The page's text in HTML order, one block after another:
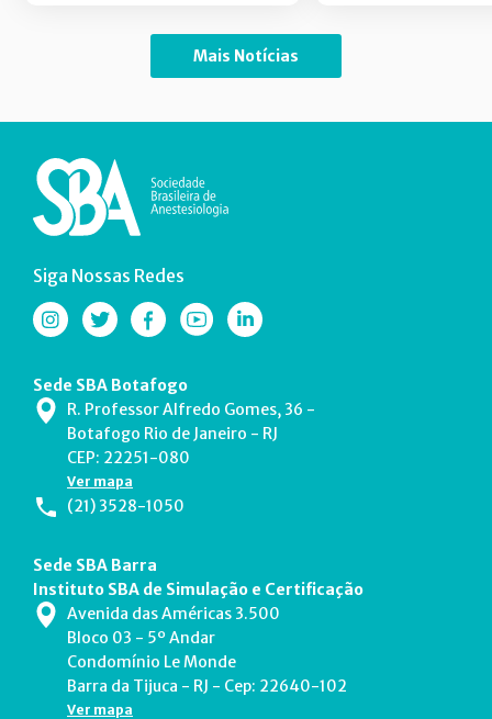
Mais Notícias
Siga Nossas Redes
Sede SBA Botafogo
R. Professor Alfredo Gomes, 36 -
Botafogo Rio de Janeiro - RJ
CEP: 22251-080
Ver mapa
(21) 3528-1050
Sede SBA Barra
Instituto SBA de Simulação e Certificação
Avenida das Américas 3.500
Bloco 03 - 5º Andar
Condomínio Le Monde
Barra da Tijuca - RJ - Cep: 22640-102
Ver mapa